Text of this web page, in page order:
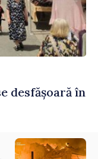
desfășoară în